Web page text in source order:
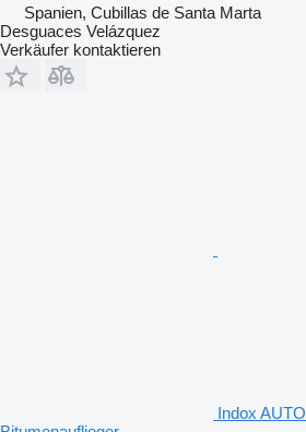
Spanien, Cubillas de Santa Marta
Desguaces Velázquez
Verkäufer kontaktieren
Indox